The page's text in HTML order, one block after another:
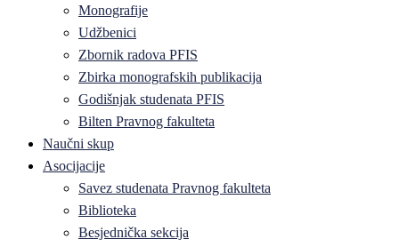
Monografije
Udžbenici
Zbornik radova PFIS
Zbirka monografskih publikacija
Godišnjak studenata PFIS
Bilten Pravnog fakulteta
Naučni skup
Asocijacije
Savez studenata Pravnog fakulteta
Biblioteka
Besjednička sekcija